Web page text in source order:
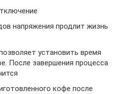
напряжения продлит жизнь
установить время
После завершения процесса
кофе после